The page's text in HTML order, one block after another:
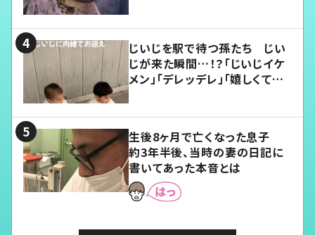
じいじを駅で待つ孫たち じい
じが来た瞬間…！？「じいじイケ
メン」「デレッデレ」「嬉しくて可
生後8ヶ月で亡くなった息子
約3年半後、当時の妻の日記に
書いてあった本音とは